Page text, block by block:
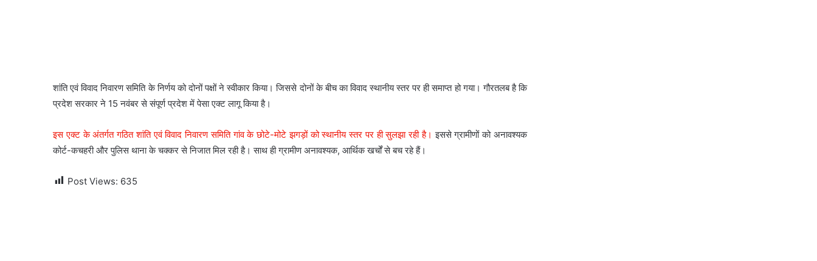
शांति एवं विवाद निवारण समिति के निर्णय को दोनों पक्षों ने स्वीकार किया। जिससे दोनों के बीच का विवाद स्थानीय स्तर पर ही समाप्त हो गया। गौरतलब है कि
प्रदेश सरकार ने 15 नवंबर से संपूर्ण प्रदेश में पेसा एक्ट लागू किया है।
इस एक्ट के अंतर्गत गठित शांति एवं विवाद निवारण समिति गांव के छोटे-मोटे झगड़ों को स्थानीय स्तर पर ही सुलझा रही है। इससे ग्रामीणों को अनावश्यक
कोर्ट-कचहरी और पुलिस थाना के चक्कर से निजात मिल रही है। साथ ही ग्रामीण अनावश्यक, आर्थिक खर्चों से बच रहे हैं।
Post Views: 635